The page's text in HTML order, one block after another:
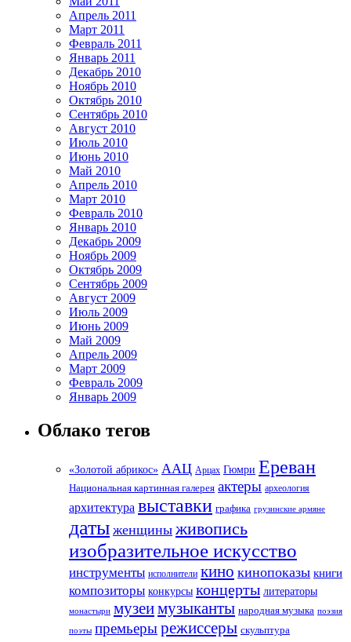
Апрель 2011
Март 2011
Февраль 2011
Январь 2011
Декабрь 2010
Ноябрь 2010
Октябрь 2010
Сентябрь 2010
Август 2010
Июль 2010
Июнь 2010
Май 2010
Апрель 2010
Март 2010
Февраль 2010
Январь 2010
Декабрь 2009
Ноябрь 2009
Октябрь 2009
Сентябрь 2009
Август 2009
Июль 2009
Июнь 2009
Май 2009
Апрель 2009
Март 2009
Февраль 2009
Январь 2009
Облако тегов
«Золотой абрикос» ААЦ Арцах Гюмри Ереван
Национальная картинная галерея актеры археология
архитектура выставки графика грузинские армяне
даты женщины живопись
изобразительное искусство
инструменты исполнители кино кинопоказы книги
композиторы конкурсы концерты литераторы
монастыри музеимузыканты народная музыка поэзия
поэты премьерырежиссеры скульптура